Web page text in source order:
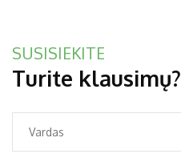
SUSISIEKITE
Turite klausimų?